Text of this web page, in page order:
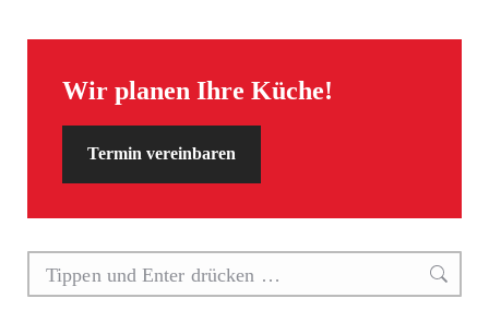
Wir planen Ihre Küche!
Termin vereinbaren
Search: